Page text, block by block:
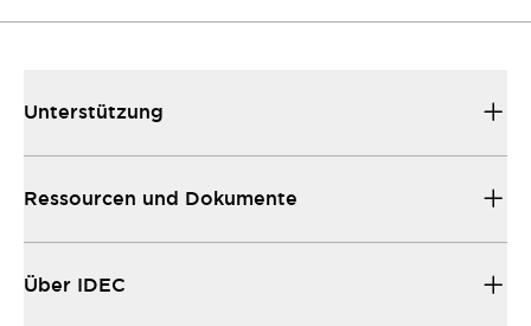
Unterstützung
Ressourcen und Dokumente
Über IDEC